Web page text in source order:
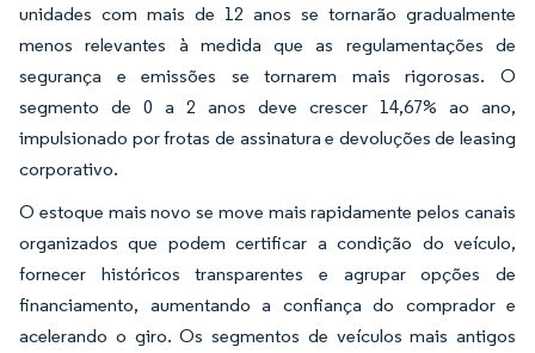
unidades com mais de 12 anos se tornarão gradualmente
menos relevantes à medida que as regulamentações de
segurança e emissões se tornarem mais rigorosas. O
segmento de 0 a 2 anos deve crescer 14,67% ao ano,
impulsionado por frotas de assinatura e devoluções de leasing
corporativo.
O estoque mais novo se move mais rapidamente pelos canais
organizados que podem certificar a condição do veículo,
fornecer históricos transparentes e agrupar opções de
financiamento, aumentando a confiança do comprador e
acelerando o giro. Os segmentos de veículos mais antigos